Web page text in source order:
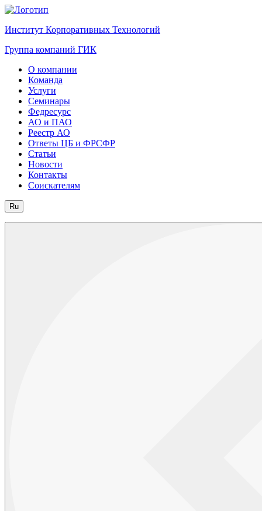
Институт Корпоративных Технологий
Группа компаний ГИК
О компании
Команда
Услуги
Семинары
Федресурс
АО и ПАО
Реестр АО
Ответы ЦБ и ФРСФР
Статьи
Новости
Контакты
Соискателям
Ru